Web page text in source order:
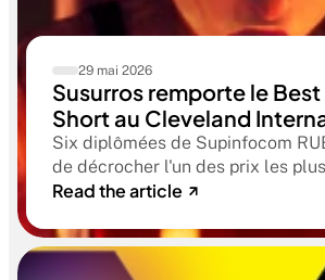
29 mai 2026
Susurros remporte le
Short au Cleveland
Film Festival. Une
qualificative aux Oscars®
Six diplômées de Supinfocom
de décrocher l'un des prix les
circuit indépendant américain.
formation RUBIKA dès la sortie
Read the article